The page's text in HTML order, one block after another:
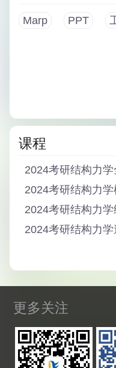
Marp PPT
课程
2024考研结构力
2024考研结构力
2024考研结构力
2024考研结构力
更多关注